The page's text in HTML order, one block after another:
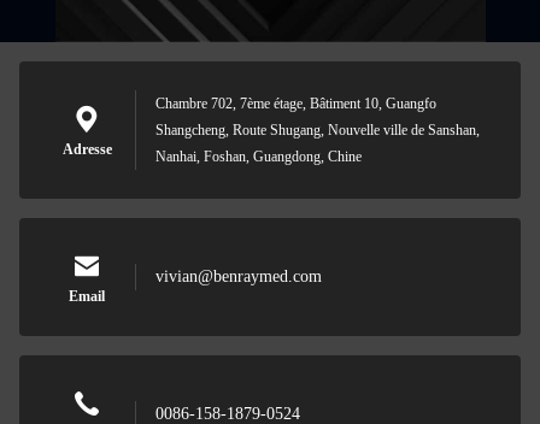
Adresse
Chambre 702, 7ème étage, Bâtiment 10, Guangfo
Shangcheng, Route Shugang, Nouvelle ville de Sanshan,
Nanhai, Foshan, Guangdong, Chine
Email
vivian@benraymed.com
0086-158-1879-0524